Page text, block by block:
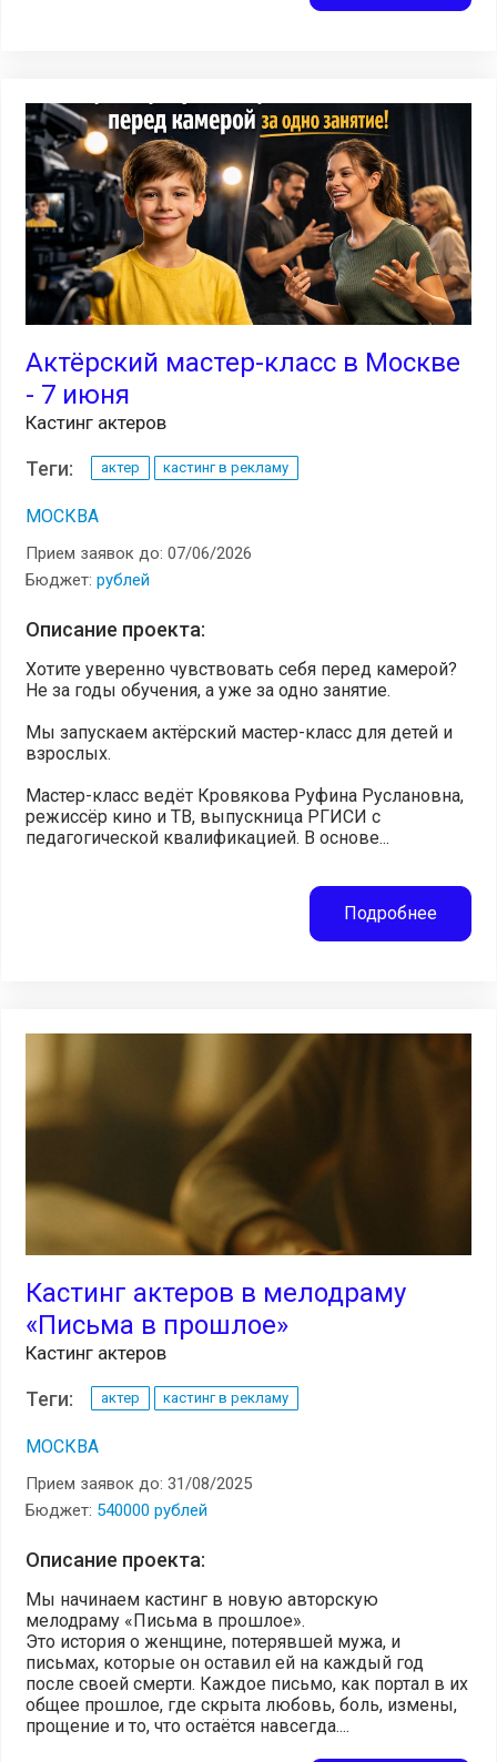
Актёрский мастер-класс в Москве
- 7 июня
Кастинг актеров
Теги: актер кастинг в рекламу
МОСКВА
Прием заявок до: 07/06/2026
Бюджет: рублей
Описание проекта:
Хотите уверенно чувствовать себя перед камерой?
Не за годы обучения, а уже за одно занятие.
Мы запускаем актёрский мастер-класс для детей и
взрослых.
Мастер-класс ведёт Кровякова Руфина Руслановна,
режиссёр кино и ТВ, выпускница РГИСИ с
педагогической квалификацией. В основе...
Подробнее
Кастинг актеров в мелодраму
«Письма в прошлое»
Кастинг актеров
Теги: актер кастинг в рекламу
МОСКВА
Прием заявок до: 31/08/2025
Бюджет: 540000 рублей
Описание проекта:
Мы начинаем кастинг в новую авторскую
мелодраму «Письма в прошлое».
Это история о женщине, потерявшей мужа, и
письмах, которые он оставил ей на каждый год
после своей смерти. Каждое письмо, как портал в их
общее прошлое, где скрыта любовь, боль, измены,
прощение и то, что остаётся навсегда....